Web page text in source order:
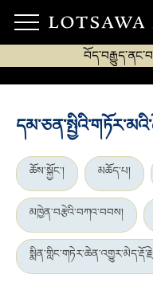
ཆོས་སྐྱོང་། མཆོད་པ།
མཁྱེན་བརྩེའི་བཀའ་བབས།